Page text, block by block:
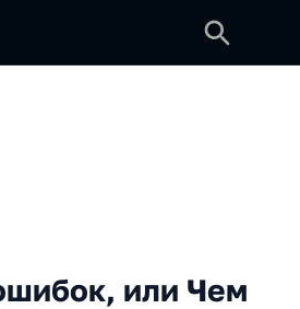
или Чем